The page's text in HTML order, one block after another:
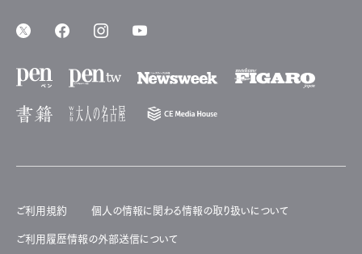
ご利用規約 個人の情報に関わる情報の取り扱いについて
ご利用履歴情報の外部送信について